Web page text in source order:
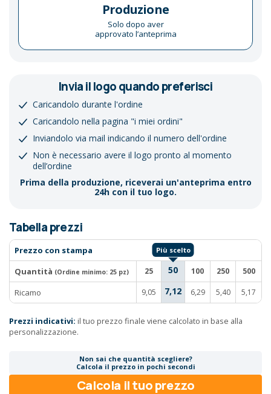
Produzione
Solo dopo aver
approvato l’anteprima
Invia il logo quando preferisci
Caricandolo durante l'ordine
Caricandolo nella pagina "i miei ordini"
Inviandolo via mail indicando il numero dell'ordine
Non è necessario avere il logo pronto al momento
dell’ordine
Prima della produzione, riceverai un'anteprima entro
24h con il tuo logo.
Tabella prezzi
Prezzo con stampa
Quantità (Ordine minimo: 25 pz) 25 50 100 250 500
Ricamo 9,05 7,12 6,29 5,40 5,17
Prezzi indicativi: il tuo prezzo finale viene calcolato in base alla
personalizzazione.
Non sai che quantità scegliere?
Calcola il prezzo in pochi secondi
Calcola il tuo prezzo